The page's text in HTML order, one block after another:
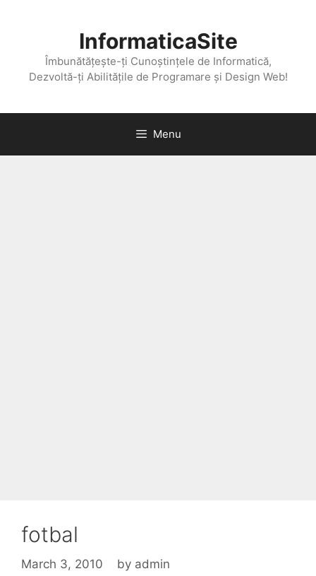
InformaticaSite
Îmbunătățește-ți Cunoștințele de Informatică,
Dezvoltă-ți Abilitățile de Programare și Design Web!
Menu
fotbal
March 3, 2010 by admin